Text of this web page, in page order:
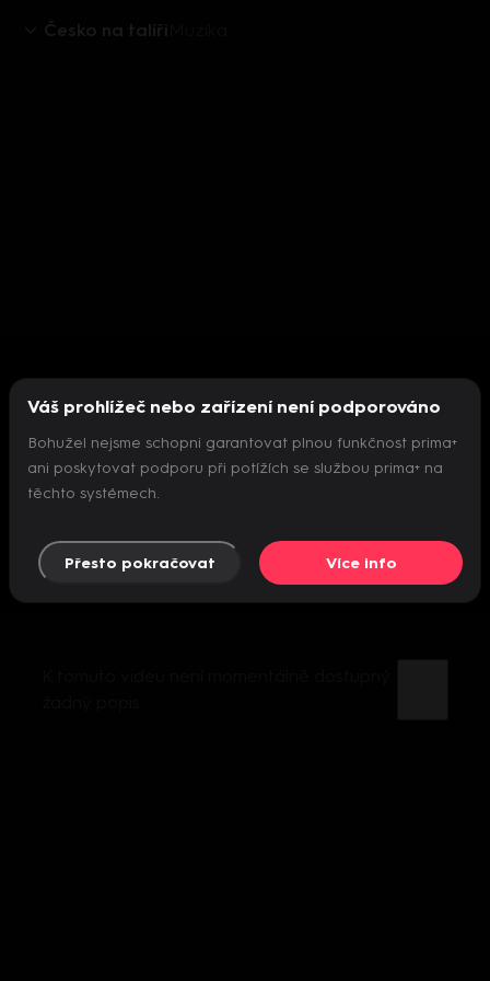
Česko na talíři
Nepodařilo se inicializovat přehrávač
Váš prohlížeč nebo zařízení není podporováno
Bohužel nejsme schopni garantovat plnou funkčnost prima+
ani poskytovat podporu při potížích se službou prima+ na
těchto systémech.
Přesto pokračovat Více info